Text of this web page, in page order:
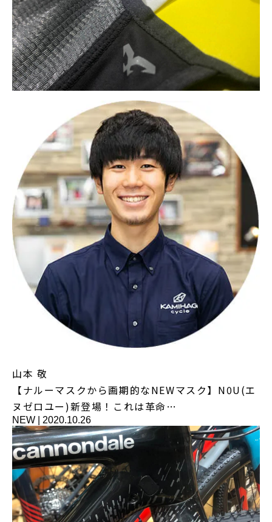
山本 敬
【ナルーマスクから画期的なNEWマスク】N0U(エ
ヌゼロユー)新登場！これは革命…
NEW 2020.10.26